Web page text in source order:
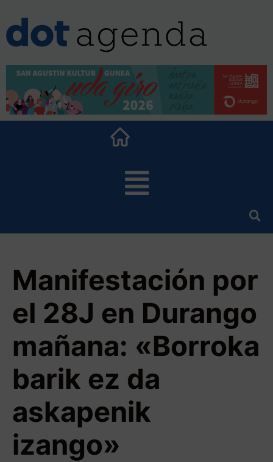
Manifestación por
el 28J en Durango
mañana: «Borroka
barik ez da
askapenik
izango»